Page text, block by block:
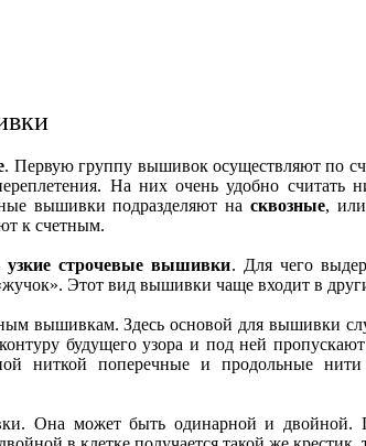
. Первую группу вышивок осуществляют по
На них очень удобно
вышивки подразделяют на сквозные,
к счетным.
узкие строчевые вышивки. Для чего
Этот вид вышивки чаще входит в
вышивкам. Здесь основой для вышивки
будущего узора и под ней
ниткой поперечные и продольные
Она может быть одинарной и двойной.